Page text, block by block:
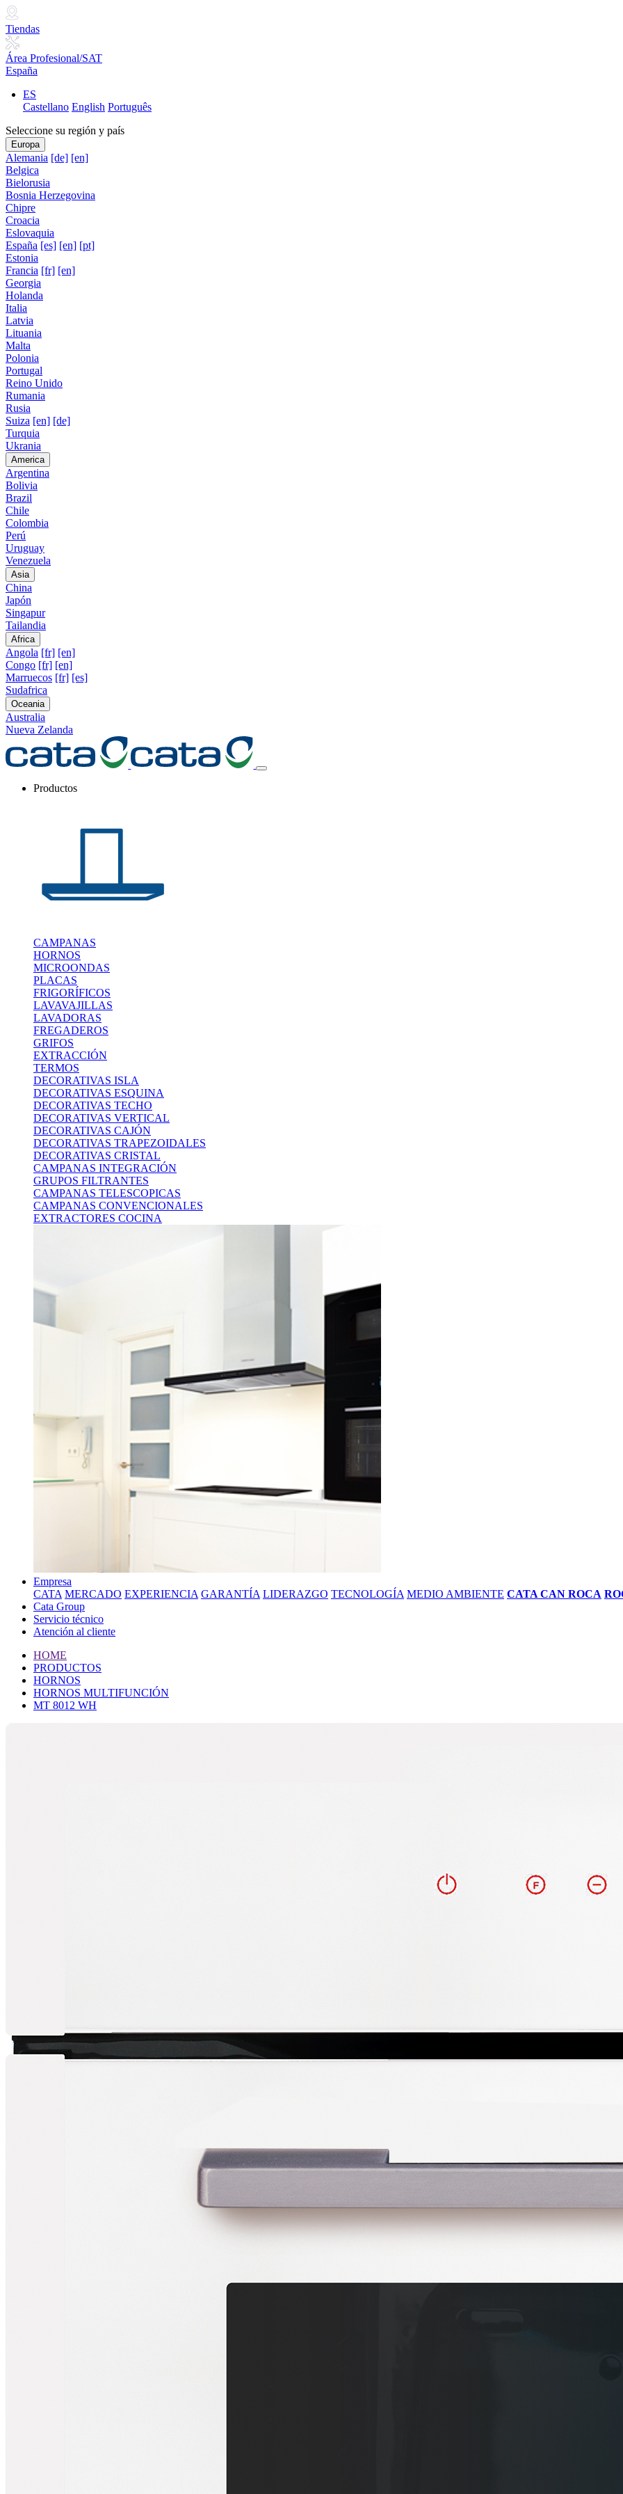
Tiendas
Área Profesional/SAT
España
ES
Castellano English Português
Seleccione su región y país
Europa
Alemania [de] [en]
Belgica
Bielorusia
Bosnia Herzegovina
Chipre
Croacia
Eslovaquia
España [es] [en] [pt]
Estonia
Francia [fr] [en]
Georgia
Holanda
Italia
Latvia
Lituania
Malta
Polonia
Portugal
Reino Unido
Rumania
Rusia
Suiza [en] [de]
Turquia
Ukrania
America
Argentina
Bolivia
Brazil
Chile
Colombia
Perú
Uruguay
Venezuela
Asia
China
Japón
Singapur
Tailandia
Africa
Angola [fr] [en]
Congo [fr] [en]
Marruecos [fr] [es]
Sudafrica
Oceania
Australia
Nueva Zelanda
Productos
CAMPANAS
HORNOS
MICROONDAS
PLACAS
FRIGORÍFICOS
LAVAVAJILLAS
LAVADORAS
FREGADEROS
GRIFOS
EXTRACCIÓN
TERMOS
DECORATIVAS ISLA
DECORATIVAS ESQUINA
DECORATIVAS TECHO
DECORATIVAS VERTICAL
DECORATIVAS CAJÓN
DECORATIVAS TRAPEZOIDALES
DECORATIVAS CRISTAL
CAMPANAS INTEGRACIÓN
GRUPOS FILTRANTES
CAMPANAS TELESCOPICAS
CAMPANAS CONVENCIONALES
EXTRACTORES COCINA
Empresa
CATA MERCADO EXPERIENCIA GARANTÍA LIDERAZGO TECNOLOGÍA MEDIO AMBIENTE CATA CAN ROCA
Cata Group
Servicio técnico
Atención al cliente
HOME
PRODUCTOS
HORNOS
HORNOS MULTIFUNCIÓN
MT 8012 WH